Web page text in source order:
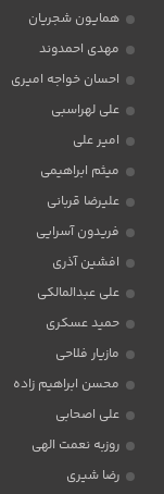
همایون شجریان
مهدی احمدوند
احسان خواجه امیری
علی لهراسبی
امیر علی
میثم ابراهیمی
علیرضا قربانی
فریدون آسرایی
افشین آذری
علی عبدالمالکی
حمید عسکری
مازیار فلاحی
محسن ابراهیم زاده
علی اصحابی
روزبه نعمت الهی
رضا شیری